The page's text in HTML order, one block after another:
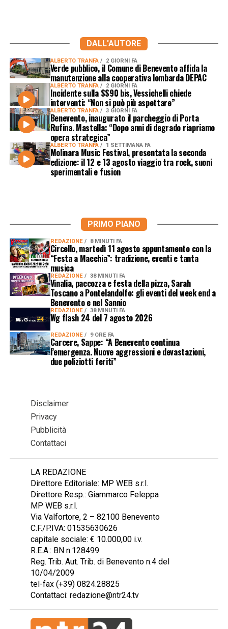
DALL'AUTORE
ALBERTO TRANFA 2 GIORNI FA
Verde pubblico, il Comune di Benevento affida la
manutenzione alla cooperativa lombarda DEPAC
ALBERTO TRANFA 2 GIORNI FA
Incidente sulla SS90 bis, Vessichelli chiede
interventi: “Non si può più aspettare”
ALBERTO TRANFA 3 GIORNI FA
Benevento, inaugurato il parcheggio di Porta
Rufina. Mastella: “Dopo anni di degrado riapriamo
opera strategica”
ALBERTO TRANFA 1 SETTIMANA FA
Molinara Music Festival, presentata la seconda
edizione: il 12 e 13 agosto viaggio tra rock, suoni
sperimentali e fusion
PRIMO PIANO
REDAZIONE 8 MINUTI FA
Circello, martedì 11 agosto appuntamento con la
“Festa a Macchia”: tradizione, eventi e tanta
musica
REDAZIONE 38 MINUTI FA
Vinalia, paccozza e festa della pizza, Sarah
Toscano a Pontelandolfo: gli eventi del week end a
Benevento e nel Sannio
REDAZIONE 38 MINUTI FA
Wg flash 24 del 7 agosto 2026
REDAZIONE 9 ORE FA
Carcere, Sappe: “A Benevento continua
l’emergenza. Nuove aggressioni e devastazioni,
due poliziotti feriti”
Disclaimer
Privacy
Pubblicità
Contattaci
LA REDAZIONE
Direttore Editoriale: MP WEB s.r.l.
Direttore Resp.: Giammarco Feleppa
MP WEB s.r.l.
Via Valfortore, 2 – 82100 Benevento
C.F./P.IVA: 01535630626
capitale sociale: € 10.000,00 i.v.
R.E.A.: BN n.128499
Reg. Trib. Aut. Trib. di Benevento n.4 del
10/04/2009
tel-fax (+39) 0824.28825
Contattaci: redazione@ntr24.tv